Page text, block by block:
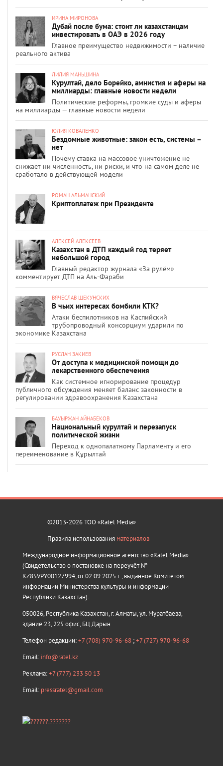
ИРИНА МИРОНОВА
Дубай после бума: стоит ли казахстанцам
инвестировать в ОАЭ в 2026 году
Главное преимущество недвижимости – наличие
реального актива
ЛИЛИЯ МАНЬШИНА
Курултай, дело Борейко, амнистия и аферы на
миллиарды: главные новости недели
Политические реформы, громкие суды и аферы
на миллиарды — главные новости недели
ЮЛИЯ КОВАЛЕНКО
Бездомные животные: закон есть, системы –
нет
Почему ставка на массовое уничтожение не
снижает ни численность, ни риски, и что на самом деле не
сработало в действующей модели
РОМАН АЛЬМАНСКИЙ
Криптоплатеж при Президенте
АЛЕКСЕЙ АЛЕКСЕЕВ
Казахстан в ДТП каждый год теряет
небольшой город
Главный редактор журнала «За рулём»
комментирует ДТП на Аль-Фараби
ВЯЧЕСЛАВ ЩЕКУНСКИХ
В чьих интересах бомбили КТК?
Атаки беспилотников на Каспийский
трубопроводный консорциум ударили по
экономике Казахстана
РУСЛАН ЗАКИЕВ
От доступа к медицинской помощи до
лекарственного обеспечения
Как системное игнорирование процедур
публичного обсуждения меняет баланс законности в
регулировании здравоохранения Казахстана
БАУЫРЖАН АЙНАБЕКОВ
Национальный курултай и перезапуск
политической жизни
Переход к однопалатному Парламенту и его
переименование в Құрылтай
©2013-2026 ТОО «Ratel Media»
Правила использования материалов
Международное информационное агентство «Ratel Media»
(Свидетельство о постановке на переучёт №
KZ85VPY00127994, от 02.09.2025 г., выданное Комитетом
информации Министерства культуры и информации
Республики Казахстан).
050026, Республика Казахстан, г. Алматы, ул. Муратбаева,
здание 23, 225 офис, БЦ Дарын
Телефон редакции:+7 (708) 970-96-68 ;+7 (727) 970-96-68
Email: info@ratel.kz
Реклама:+7 (777) 233 50 13
Email: pressratel@gmail.com